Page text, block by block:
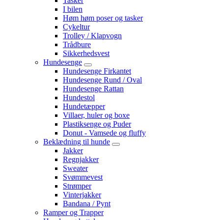
I bilen
Høm høm poser og tasker
Cykeltur
Trolley / Klapvogn
Trådbure
Sikkerhedsvest
Hundesenge
Hundesenge Firkantet
Hundesenge Rund / Oval
Hundesenge Rattan
Hundestol
Hundetæpper
Villaer, huler og boxe
Plastiksenge og Puder
Donut - Vamsede og fluffy
Beklædning til hunde
Jakker
Regnjakker
Sweater
Svømmevest
Strømper
Vinterjakker
Bandana / Pynt
Ramper og Trapper